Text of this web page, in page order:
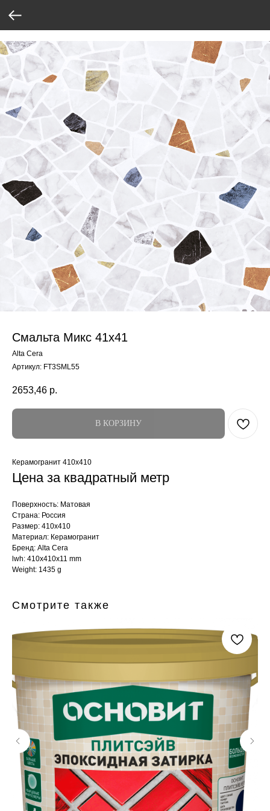
Смальта Микс 41x41
Alta Cera
Артикул: FT3SML55
2653,46 р.
В КОРЗИНУ
Керамогранит 410x410
Цена за квадратный метр
Поверхность: Матовая
Страна: Россия
Размер: 410x410
Материал: Керамогранит
Бренд: Alta Cera
lwh: 410x410x11 mm
Weight: 1435 g
Смотрите также